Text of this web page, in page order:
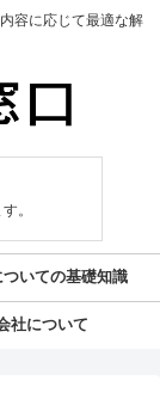
容に応じて最適な解
。
いての基礎知識
社について